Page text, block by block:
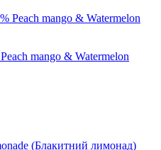
mango & Watermelon